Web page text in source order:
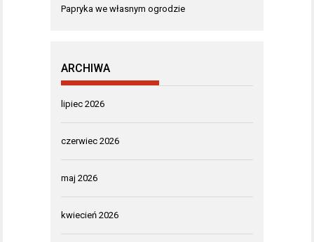
Papryka we własnym ogrodzie
ARCHIWA
lipiec 2026
czerwiec 2026
maj 2026
kwiecień 2026